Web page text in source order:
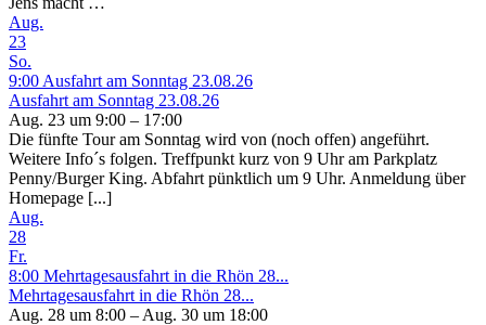
Aug.
23
So.
9:00 Ausfahrt am Sonntag 23.08.26
Ausfahrt am Sonntag 23.08.26
Aug. 23 um 9:00 – 17:00
Die fünfte Tour am Sonntag wird von (noch offen) angeführt.
Weitere Info´s folgen. Treffpunkt kurz von 9 Uhr am Parkplatz
Penny/Burger King. Abfahrt pünktlich um 9 Uhr. Anmeldung über
Homepage [...]
Aug.
28
Fr.
8:00 Mehrtagesausfahrt in die Rhön 28...
Mehrtagesausfahrt in die Rhön 28...
Aug. 28 um 8:00 – Aug. 30 um 18:00